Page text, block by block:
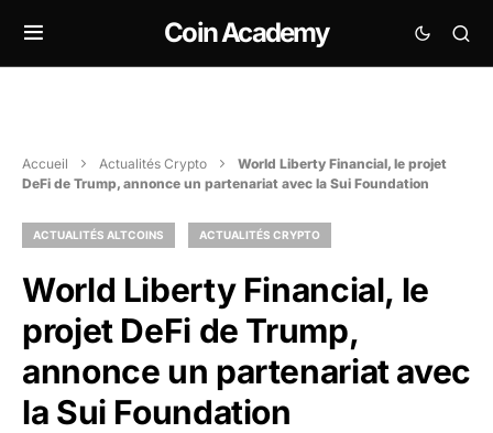
Coin Academy
Accueil Actualités Crypto
World Liberty Financial, le projet
DeFi de Trump, annonce un partenariat avec la Sui Foundation
ACTUALITÉS ALTCOINS ACTUALITÉS CRYPTO
World Liberty Financial, le
projet DeFi de Trump,
annonce un partenariat avec
la Sui Foundation